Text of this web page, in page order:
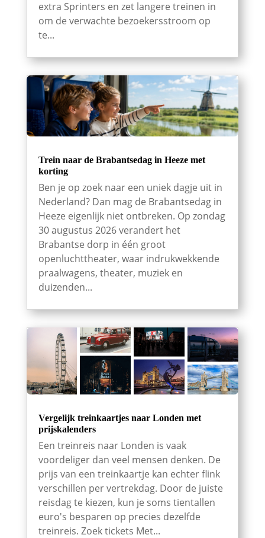
extra Sprinters en zet langere treinen in
om de verwachte bezoekersstroom op
te...
Trein naar de Brabantsedag in Heeze met
korting
Ben je op zoek naar een uniek dagje uit in
Nederland? Dan mag de Brabantsedag in
Heeze eigenlijk niet ontbreken. Op zondag
30 augustus 2026 verandert het
Brabantse dorp in één groot
openluchttheater, waar indrukwekkende
praalwagens, theater, muziek en
duizenden...
Vergelijk treinkaartjes naar Londen met
prijskalenders
Een treinreis naar Londen is vaak
voordeliger dan veel mensen denken. De
prijs van een treinkaartje kan echter flink
verschillen per vertrekdag. Door de juiste
reisdag te kiezen, kun je soms tientallen
euro's besparen op precies dezelfde
treinreis. Zoek tickets Met...